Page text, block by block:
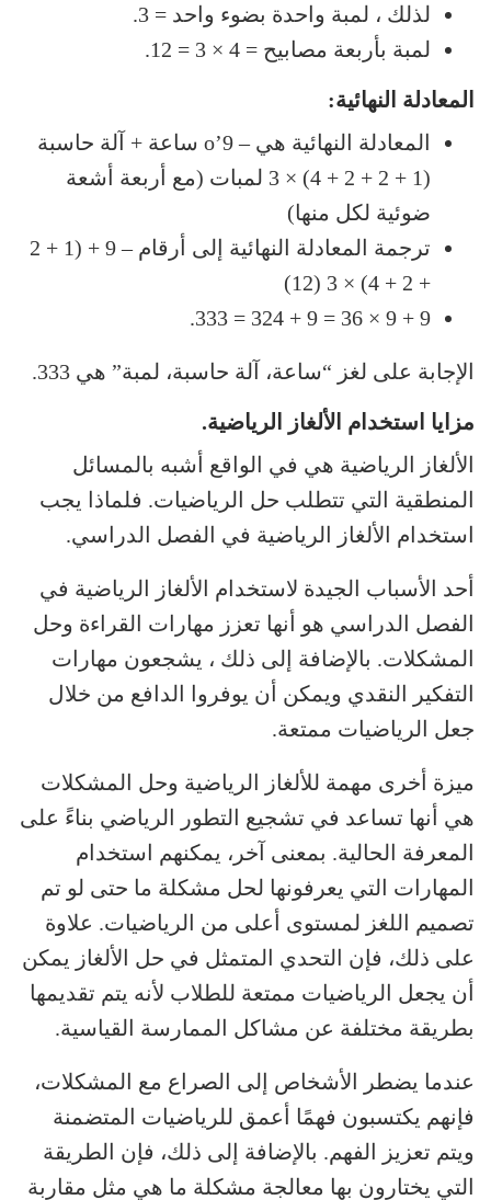
لذلك ، لمبة واحدة بضوء واحد = 3.
لمبة بأربعة مصابيح = 4 × 3 = 12.
المعادلة النهائية:
المعادلة النهائية هي – 9’o ساعة + آلة حاسبة
(1 + 2 + 2 + 4) × 3 لمبات (مع أربعة أشعة
ضوئية لكل منها)
ترجمة المعادلة النهائية إلى أرقام – 9 + (1 + 2
+ 2 + 4) × 3 (12)
9 + 9 × 36 = 9 + 324 = 333.
الإجابة على لغز “ساعة، آلة حاسبة، لمبة” هي 333.
مزايا استخدام الألغاز الرياضية.
الألغاز الرياضية هي في الواقع أشبه بالمسائل
المنطقية التي تتطلب حل الرياضيات. فلماذا يجب
استخدام الألغاز الرياضية في الفصل الدراسي.
أحد الأسباب الجيدة لاستخدام الألغاز الرياضية في
الفصل الدراسي هو أنها تعزز مهارات القراءة وحل
المشكلات. بالإضافة إلى ذلك ، يشجعون مهارات
التفكير النقدي ويمكن أن يوفروا الدافع من خلال
جعل الرياضيات ممتعة.
ميزة أخرى مهمة للألغاز الرياضية وحل المشكلات
هي أنها تساعد في تشجيع التطور الرياضي بناءً على
المعرفة الحالية. بمعنى آخر، يمكنهم استخدام
المهارات التي يعرفونها لحل مشكلة ما حتى لو تم
تصميم اللغز لمستوى أعلى من الرياضيات. علاوة
على ذلك، فإن التحدي المتمثل في حل الألغاز يمكن
أن يجعل الرياضيات ممتعة للطلاب لأنه يتم تقديمها
بطريقة مختلفة عن مشاكل الممارسة القياسية.
عندما يضطر الأشخاص إلى الصراع مع المشكلات،
فإنهم يكتسبون فهمًا أعمق للرياضيات المتضمنة
ويتم تعزيز الفهم. بالإضافة إلى ذلك، فإن الطريقة
التي يختارون بها معالجة مشكلة ما هي مثل مقاربة